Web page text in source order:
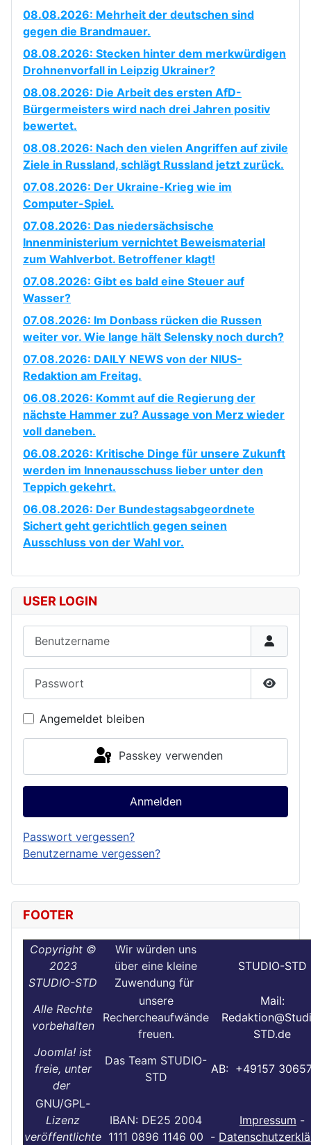
08.08.2026: Mehrheit der deutschen sind
gegen die Brandmauer.
08.08.2026: Stecken hinter dem merkwürdigen
Drohnenvorfall in Leipzig Ukrainer?
08.08.2026: Die Arbeit des ersten AfD-
Bürgermeisters wird nach drei Jahren positiv
bewertet.
08.08.2026: Nach den vielen Angriffen auf zivile
Ziele in Russland, schlägt Russland jetzt zurück.
07.08.2026: Der Ukraine-Krieg wie im
Computer-Spiel.
07.08.2026: Das niedersächsische
Innenministerium vernichtet Beweismaterial
zum Wahlverbot. Betroffener klagt!
07.08.2026: Gibt es bald eine Steuer auf
Wasser?
07.08.2026: Im Donbass rücken die Russen
weiter vor. Wie lange hält Selensky noch durch?
07.08.2026: DAILY NEWS von der NIUS-
Redaktion am Freitag.
06.08.2026: Kommt auf die Regierung der
nächste Hammer zu? Aussage von Merz wieder
voll daneben.
06.08.2026: Kritische Dinge für unsere Zukunft
werden im Innenausschuss lieber unter den
Teppich gekehrt.
06.08.2026: Der Bundestagsabgeordnete
Sichert geht gerichtlich gegen seinen
Ausschluss von der Wahl vor.
USER LOGIN
Angemeldet bleiben
Passkey verwenden
Anmelden
Passwort vergessen?
Benutzername vergessen?
FOOTER
Copyright ©
2023
STUDIO-STD
Wir würden uns
über eine kleine
Zuwendung für
STUDIO-STD
Alle Rechte
vorbehalten
unsere
Rechercheaufwände
freuen.
Mail:
STD.de
Joomla! ist
freie, unter
der
Das Team STUDIO-
STD
AB: +49157
GNU/GPL-
Lizenz
veröffentlichte
IBAN: DE25 2004
1111 0896 1146 00
Impressum -
-